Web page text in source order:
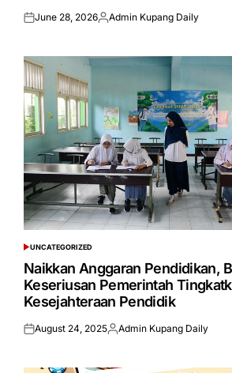
Posted
June 28, 2026Posted
Admin Kupang Daily
POSTED
IN
UNCATEGORIZED
Naikkan Anggaran Pendidikan,
Keseriusan Pemerintah
Kesejahteraan Pendidik
Posted
August 24, 2025Posted
Admin Kupang Daily